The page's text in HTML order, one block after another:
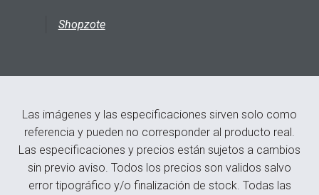
Shopzote
Las imágenes y las especificaciones sirven solo como
referencia y pueden no corresponder al producto real.
Las especificaciones y precios están sujetos a cambios
sin previo aviso. Todos los precios son validos salvo
error tipográfico y/o finalización de stock. Todas las